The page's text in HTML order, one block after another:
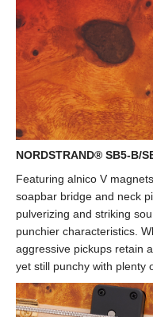
NORDSTRAND® SB5-B/
Featuring alnico V
soapbar bridge and neck
pulverizing and striking
punchier characteristics.
aggressive pickups retain
yet still punchy with plenty